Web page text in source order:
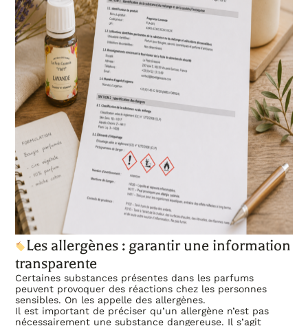
Les allergènes : garantir une information
transparente
Certaines substances présentes dans les parfums
peuvent provoquer des réactions chez les personnes
sensibles. On les appelle des allergènes.
Il est important de préciser qu’un allergène n’est pas
nécessairement une substance dangereuse. Il s’agit